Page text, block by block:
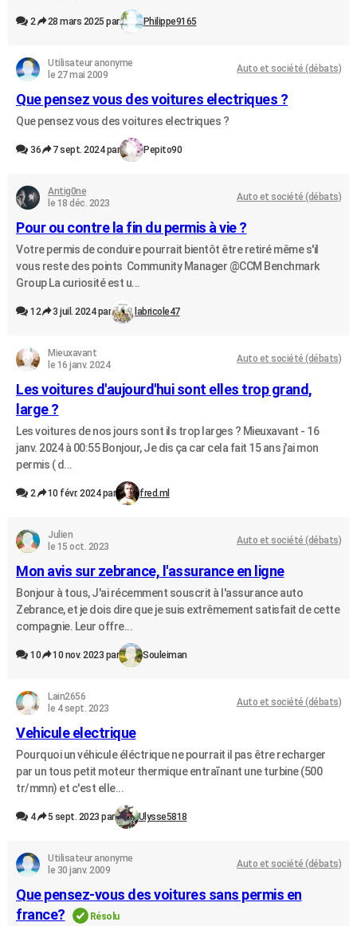
2 28 mars 2025 par Philippe9165
Utilisateur anonyme
le 27 mai 2009
Auto et société (débats)
Que pensez vous des voitures electriques ?
Que pensez vous des voitures electriques ?
36 7 sept. 2024 par Pepito90
Antig0ne
le 18 déc. 2023
Auto et société (débats)
Pour ou contre la fin du permis à vie ?
Votre permis de conduire pourrait bientôt être retiré même s'il
vous reste des points Community Manager @CCM Benchmark
Group La curiosité est u...
12 3 juil. 2024 par labricole47
Mieuxavant
le 16 janv. 2024
Auto et société (débats)
Les voitures d'aujourd'hui sont elles trop grand,
large ?
Les voitures de nos jours sont ils trop larges ? Mieuxavant - 16
janv. 2024 à 00:55 Bonjour, Je dis ça car cela fait 15 ans j'ai mon
permis ( d...
2 10 févr. 2024 par fred.ml
Julien
le 15 oct. 2023
Auto et société (débats)
Mon avis sur zebrance, l'assurance en ligne
Bonjour à tous, J'ai récemment souscrit à l'assurance auto
Zebrance, et je dois dire que je suis extrêmement satisfait de cette
compagnie. Leur offre...
10 10 nov. 2023 par Souleiman
Lain2656
le 4 sept. 2023
Auto et société (débats)
Vehicule electrique
Pourquoi un véhicule éléctrique ne pourrait il pas être recharger
par un tous petit moteur thermique entraīnant une turbine (500
tr/mmn) et c'est elle...
4 5 sept. 2023 par Ulysse5818
Utilisateur anonyme
le 30 janv. 2009
Auto et société (débats)
Que pensez-vous des voitures sans permis en
france?
Résolu